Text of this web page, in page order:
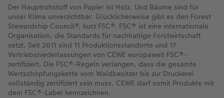
Der Hauptrohstoff von Papier ist Holz. Und Bäume sind für
unser Klima unverzichtbar. Glücklicherweise gibt es den Forest
Stewardship Council®, kurz FSC®. FSC® ist eine internationale
Organisation, die Standards für nachhaltige Forstwirtschaft
setzt. Seit 2011 sind 11 Produktionsstandorte und 17
Vertriebsniederlassungen von CEWE europaweit FSC®-
zertifiziert. Die FSC®-Regeln verlangen, dass die gesamte
Wertschöpfungskette vom Waldbesitzer bis zur Druckerei
vollständig zertifiziert sein muss. CEWE darf somit Produkte mit
dem FSC®-Label kennzeichnen.